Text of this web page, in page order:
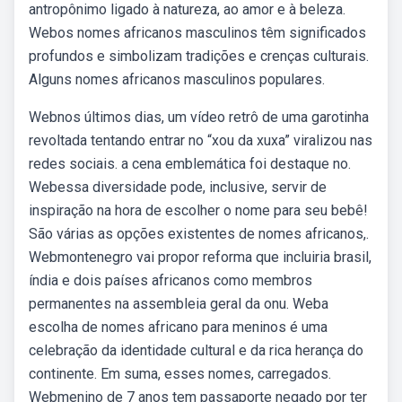
antropônimo ligado à natureza, ao amor e à beleza.
Webos nomes africanos masculinos têm significados
profundos e simbolizam tradições e crenças culturais.
Alguns nomes africanos masculinos populares.
Webnos últimos dias, um vídeo retrô de uma garotinha
revoltada tentando entrar no “xou da xuxa” viralizou nas
redes sociais. a cena emblemática foi destaque no.
Webessa diversidade pode, inclusive, servir de
inspiração na hora de escolher o nome para seu bebê!
São várias as opções existentes de nomes africanos,.
Webmontenegro vai propor reforma que incluiria brasil,
índia e dois países africanos como membros
permanentes na assembleia geral da onu. Weba
escolha de nomes africano para meninos é uma
celebração da identidade cultural e da rica herança do
continente. Em suma, esses nomes, carregados.
Webmenino de 7 anos tem passaporte negado por ter